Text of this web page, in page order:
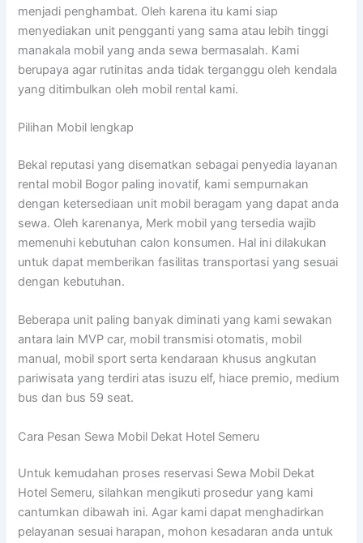
menjadi penghambat. Oleh karena itu kami siap
menyediakan unit pengganti yang sama atau lebih tinggi
manakala mobil yang anda sewa bermasalah. Kami
berupaya agar rutinitas anda tidak terganggu oleh kendala
yang ditimbulkan oleh mobil rental kami.
Pilihan Mobil lengkap
Bekal reputasi yang disematkan sebagai penyedia layanan
rental mobil Bogor paling inovatif, kami sempurnakan
dengan ketersediaan unit mobil beragam yang dapat anda
sewa. Oleh karenanya, Merk mobil yang tersedia wajib
memenuhi kebutuhan calon konsumen. Hal ini dilakukan
untuk dapat memberikan fasilitas transportasi yang sesuai
dengan kebutuhan.
Beberapa unit paling banyak diminati yang kami sewakan
antara lain MVP car, mobil transmisi otomatis, mobil
manual, mobil sport serta kendaraan khusus angkutan
pariwisata yang terdiri atas isuzu elf, hiace premio, medium
bus dan bus 59 seat.
Cara Pesan Sewa Mobil Dekat Hotel Semeru
Untuk kemudahan proses reservasi Sewa Mobil Dekat
Hotel Semeru, silahkan mengikuti prosedur yang kami
cantumkan dibawah ini. Agar kami dapat menghadirkan
pelayanan sesuai harapan, mohon kesadaran anda untuk